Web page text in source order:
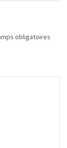
obligatoires